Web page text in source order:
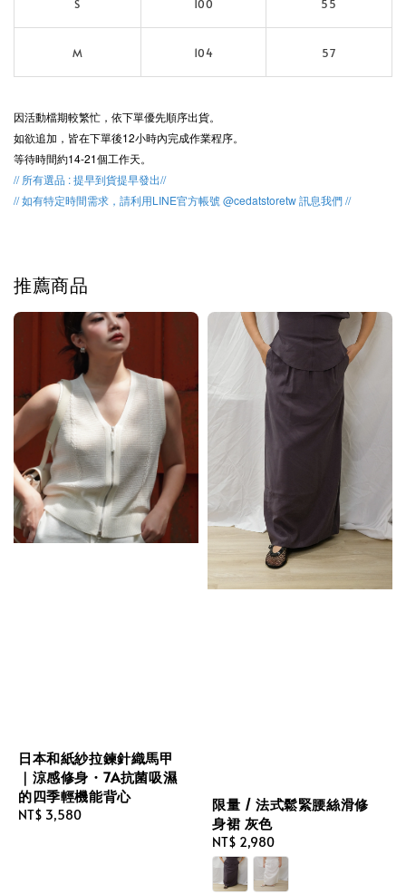
S 100 55
M 104 57
因活動檔期較繁忙， 依下單優先順序出貨。
如欲追加，皆在下單後12小時內完成作業程序。
等待時間約14-21個工作天。
// 所有選品 : 提早到貨提早發出//
// 如有特定時間需求，請利用LINE官方帳號 @cedatstoretw 訊息我們 //
推薦商品
日本和紙紗拉鍊針織馬甲
｜涼感修身・7A抗菌吸濕
的四季輕機能背心
Regular
NT$ 3,580
限量 / 法式鬆緊腰絲滑修
身裙 灰色
Regular
price
NT$ 2,980